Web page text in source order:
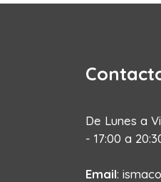
De Lunes a
- 17:00 a
Email: